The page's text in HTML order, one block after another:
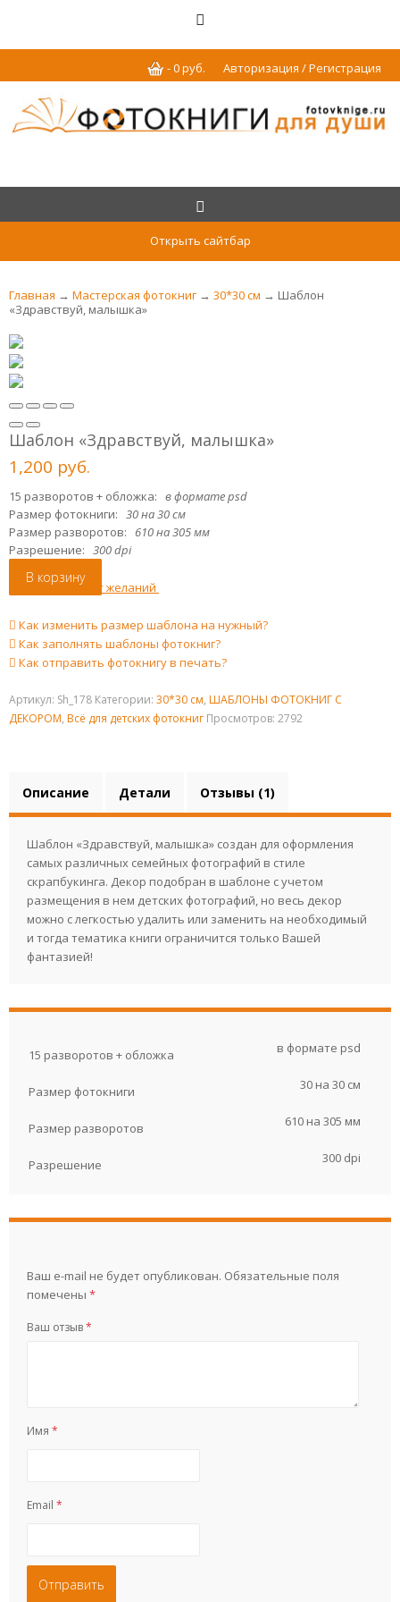
Авторизация / Регистрация
-0руб.
Открыть сайтбар
Главная → Мастерская фотокниг → 30*30 см → Шаблон
«Здравствуй, малышка»
Шаблон «Здравствуй, малышка»
1,200 руб.
15 разворотов + обложка: в формате psd
Размер фотокниги: 30 на 30 см
Размер разворотов:
610 на 305 мм
Разрешение: 300 dpi
В корзину
Добавить в лист желаний
Как изменить размер шаблона на нужный?
Как заполнять шаблоны фотокниг?
Как отправить фотокнигу в печать?
Артикул: Sh_178 Категории: 30*30 см, ШАБЛОНЫ ФОТОКНИГ С
ДЕКОРОМ, Всё для детских фотокниг Просмотров: 2792
Описание Детали Отзывы (1)
Шаблон «Здравствуй, малышка» создан для оформления
самых различных семейных фотографий в стиле
скрапбукинга. Декор подобран в шаблоне с учетом
размещения в нем детских фотографий, но весь декор
можно с легкостью удалить или заменить на необходимый
и тогда тематика книги ограничится только Вашей
фантазией!
15 разворотов + обложка в формате psd
Размер фотокниги 30 на 30 см
Размер разворотов 610 на 305 мм
Разрешение 300 dpi
Ваш e-mail не будет опубликован. Обязательные поля
помечены *
Ваш отзыв*
Имя *
Email *